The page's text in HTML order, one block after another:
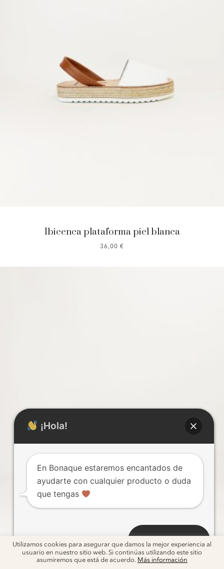
Ibicenca plataforma piel blanca
36,00 €
Utilizamos cookies para asegurar que damos la mejor experiencia al
usuario en nuestro sitio web. Si continúas utilizando este sitio
asumiremos que está de acuerdo. Más información
Abrir chat
¡Hola!
En Bonaque estaremos encantados de
ayudarte con cualquier producto o duda
que tengas